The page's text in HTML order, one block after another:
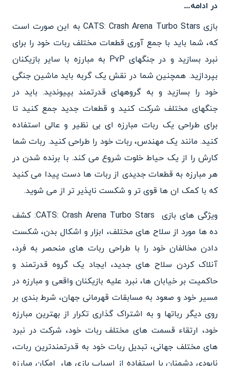
در ادامه…
بازی CATS: Crash Arena Turbo Stars به این صورت است
که، شما باید با جمع آوری قطعات مختلف ربات خود را برای
نبرد بسازید و در جنگهای PvP به مبارزه با سایر بازیکنان
بپردازید. همچنین شما در نقش یک گربه باید ماشین جنگی
خود را بسازید و به گروههای قدرتمند بپیوندید. باید در
جنگهای مختلف شرکت کنید و قطعات جدید جمع کنید تا
برای طراحی یک ربات مبارزه ای بی نظیر و عالی استفاده
کنید. مانند یک مهندس، ربات خود را طراحی کنید. ربات شما
کارش را از یک حیاط خلوت شروع می کند. با برنده شدن در
هر مبارزه به قطعات جدیدی از ربات ها دست پیدا می کنید
که با کمک ان ها قوی تر و شکست ناپذیر تر از می شوید.
ویژگی های بازی CATS: Crash Arena Turbo Stars: کشف
ده ها مورد از سلاح های مختلف، ابزار و اشکال بدن، شکست
دادن مخالفان خود را با طراحی ربات های منحصر به فرد،
آنلاک کردن سلاح های جدید، ایجاد یک گروه قدرتمند و
حاکمیت بر خیابان ها، نبرد علیه بازیکنان واقعی و مبارزه در
مسیر خود و صعود به مسابقات قهرمانی جهان، شرط بندی بر
روی دیگر رباتها و به اشتراک گذاری تکرار از بهترین مبارزه
خود، ارتقاء قسمت های مختلف ربات خود، شرکت در نبرد
های مختلف جهانی، تبدیل ربات خود به قدرتمندترین ربات،
نابودی دشمنان با استفاده از اسباب بازی ها، امکان مبارزه